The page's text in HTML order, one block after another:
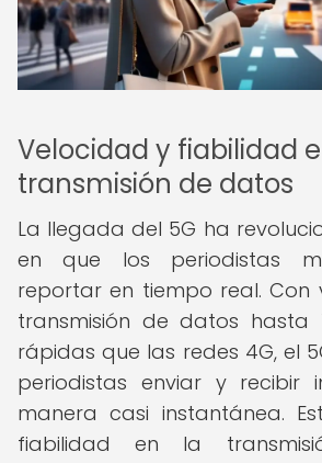
Velocidad y fiabilidad
transmisión de datos
La llegada del 5G ha
en que los periodistas
reportar en tiempo real. Con
transmisión de datos hasta
rápidas que las redes 4G, el
periodistas enviar y recibir
manera casi instantánea.
fiabilidad en la